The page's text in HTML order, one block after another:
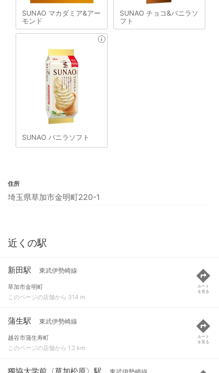
SUNAO マカダミア&アー
モンド
SUNAO チョコ&バニラソ
フト
SUNAO バニラソフト
住所
埼玉県草加市金明町220-1
近くの駅
新田駅 東武伊勢崎線
草加市金明町
このページの店舗から 314 m
ルート
を見る
蒲生駅 東武伊勢崎線
越谷市蒲生寿町
このページの店舗から 1.2 km
ルート
を見る
獨協大学前〈草加松原〉駅